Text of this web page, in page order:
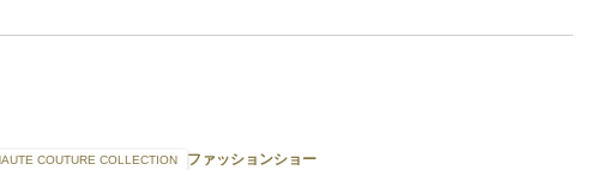
COUTURE COLLECTION ファッションショー